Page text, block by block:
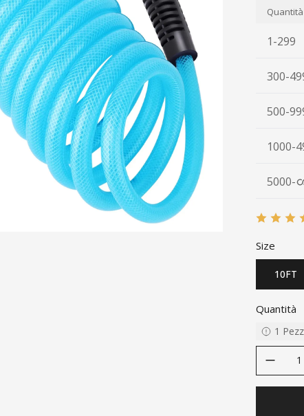
Quantità
1-299
300-
500-
1000-
5000-
Size
10FT
Quantità
1